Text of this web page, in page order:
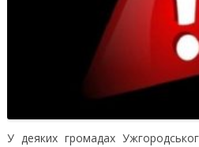
У деяких громадах